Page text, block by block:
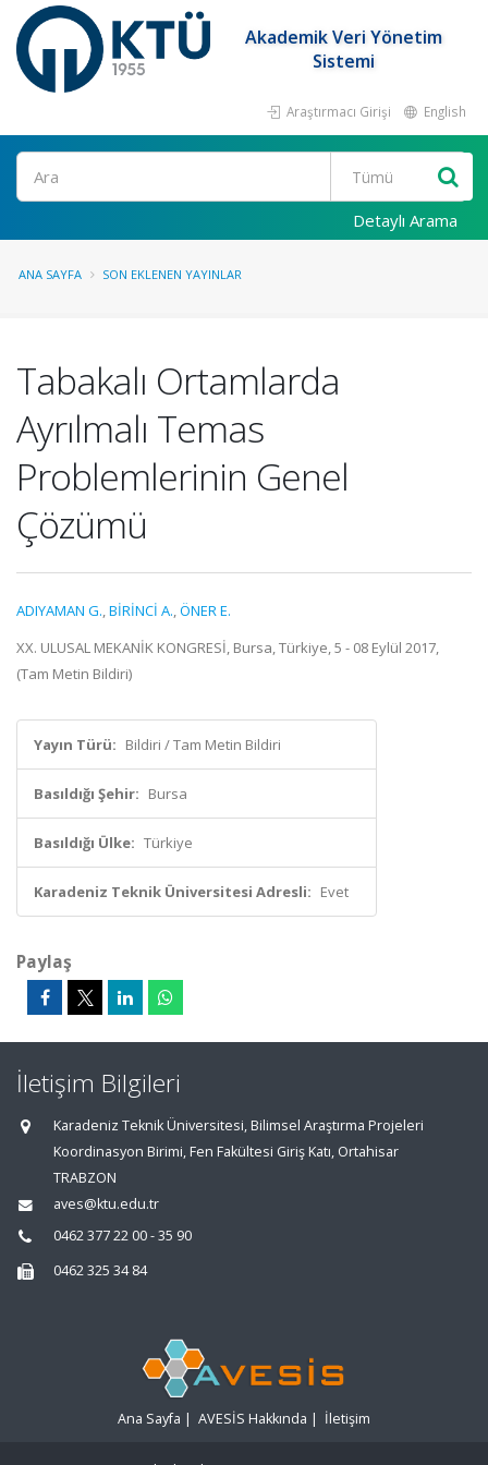
Akademik Veri Yönetim
Sistemi
Araştırmacı Girişi English
Ara
Detaylı Arama
ANA SAYFA SON EKLENEN YAYINLAR
Tabakalı Ortamlarda
Ayrılmalı Temas
Problemlerinin Genel
Çözümü
ADIYAMAN G.,BİRİNCİ A.,ÖNER E.
XX. ULUSAL MEKANİK KONGRESİ, Bursa, Türkiye, 5 - 08 Eylül 2017,
(Tam Metin Bildiri)
Yayın Türü: Bildiri / Tam Metin Bildiri
Basıldığı Şehir: Bursa
Basıldığı Ülke: Türkiye
Karadeniz Teknik Üniversitesi Adresli: Evet
Paylaş
İletişim Bilgileri
Karadeniz Teknik Üniversitesi, Bilimsel Araştırma Projeleri
Koordinasyon Birimi, Fen Fakültesi Giriş Katı, Ortahisar
TRABZON
aves@ktu.edu.tr
0462 377 22 00 - 35 90
0462 325 34 84
Ana Sayfa | AVESİS Hakkında | İletişim